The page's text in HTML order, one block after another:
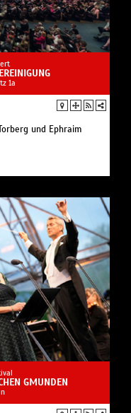
1a
und Ephraim
GMUNDEN